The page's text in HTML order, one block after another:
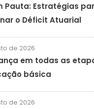
Pauta: Estratégias
o Déficit Atuarial
de 2026
em todas as
básica
de 2026